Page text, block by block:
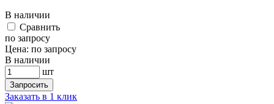
В наличии
Cравнить
по запросу
Цена: по запросу
В наличии
шт
Запросить
Заказать в 1 клик